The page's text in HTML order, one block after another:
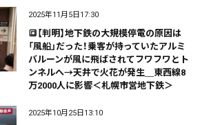
2025年11月5日17:30
🔳【判明】地下鉄の大規模停電の原因は
「風船」だった！乗客が持っていたアルミ
バルーンが風に飛ばされてフワフワとト
ンネルへ→天井で火花が発生＿東西線8
万2000人に影響＜札幌市営地下鉄＞
2025年10月25日13:10